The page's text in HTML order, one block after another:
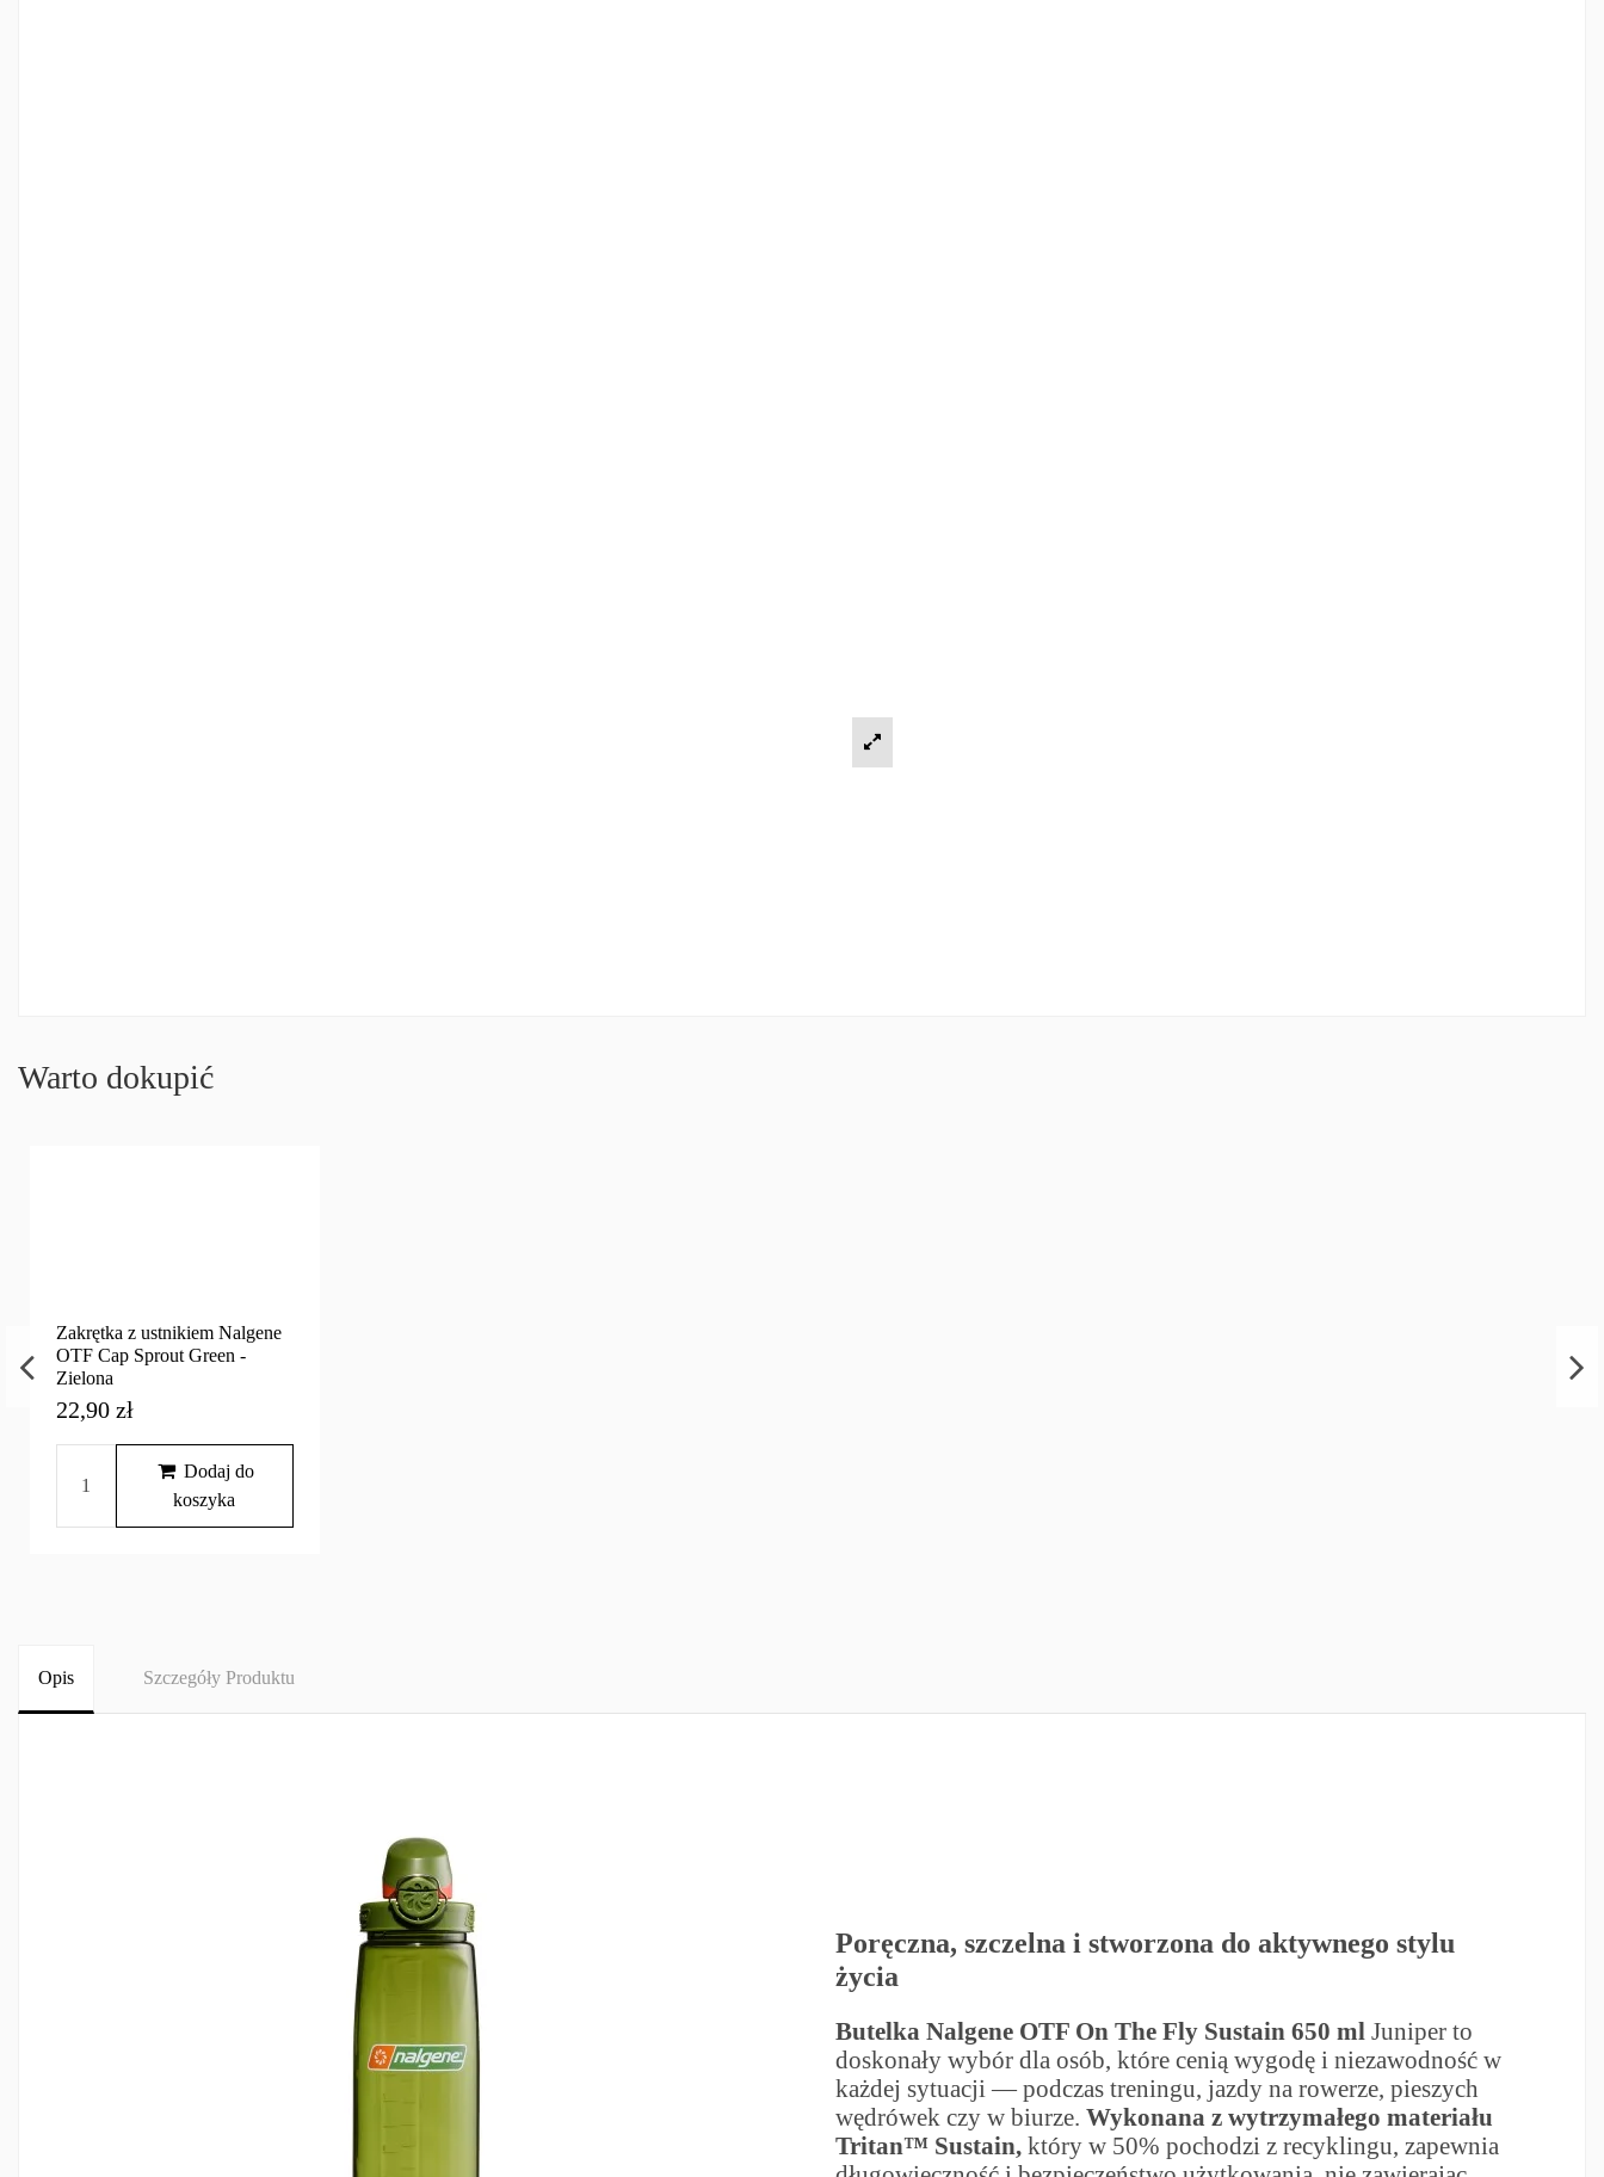
Warto dokupić
Zakrętka z ustnikiem Nalgene
OTF Cap Sprout Green -
Zielona
22,90 zł
Dodaj do
koszyka
Opis Szczegóły Produktu
Poręczna, szczelna i stworzona do aktywnego stylu
życia
Butelka Nalgene OTF On The Fly Sustain 650 ml Juniper to
doskonały wybór dla osób, które cenią wygodę i niezawodność w
każdej sytuacji — podczas treningu, jazdy na rowerze, pieszych
wędrówek czy w biurze. Wykonana z wytrzymałego materiału
Tritan™ Sustain,który w 50% pochodzi z recyklingu, zapewnia